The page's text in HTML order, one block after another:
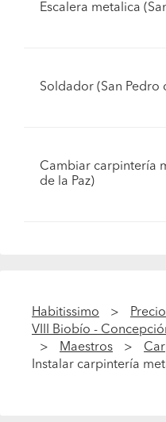
Escalera metalica
Soldador (San Pedro
Cambiar carpintería
de la Paz)
Habitissimo
VIII Biobío -
Maestros
Instalar carpintería